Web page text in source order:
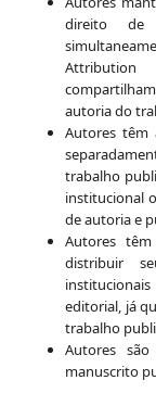
direito de
autoria do
Autores têm
trabalho
institucional
de autoria e
Autores
distribuir
editorial, já
trabalho
Autores
manuscrito